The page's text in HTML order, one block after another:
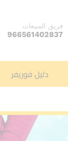
فريق المبيعات
966561402837
دليل فوريفر